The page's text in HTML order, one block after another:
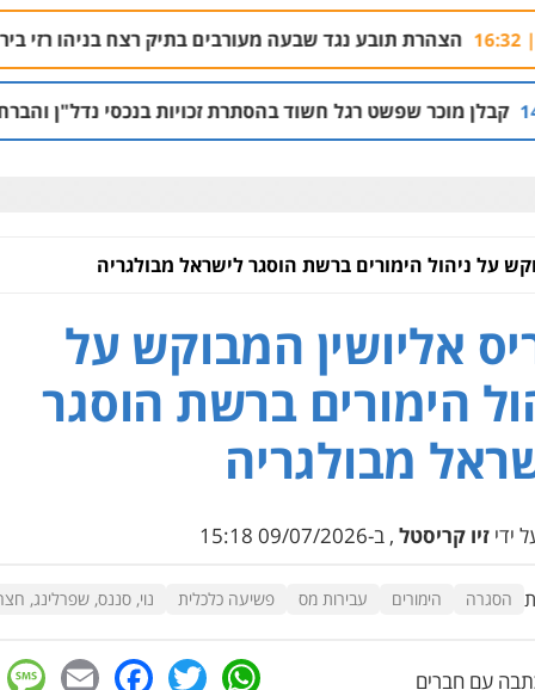
שבעה מעורבים בתיק רצח בניהו רזי בירושלים 04.08 | 13:37
חשוד בהסתרת זכויות בנכסי נדל"ן והברחת נכסים 02.08 | 21:53
על ניהול הימורים ברשת הוסגר לישראל מבולגריה
אליושין המבוקש על
הימורים ברשת הוסגר
מבולגריה
ידי זיו קריסטל , ב-09/07/2026 15:18
הסגרה הימורים עבירות מס פשיעה כלכלית נוי, סננס, שפרלינג,
עם חברים WhatsApp
Twitter